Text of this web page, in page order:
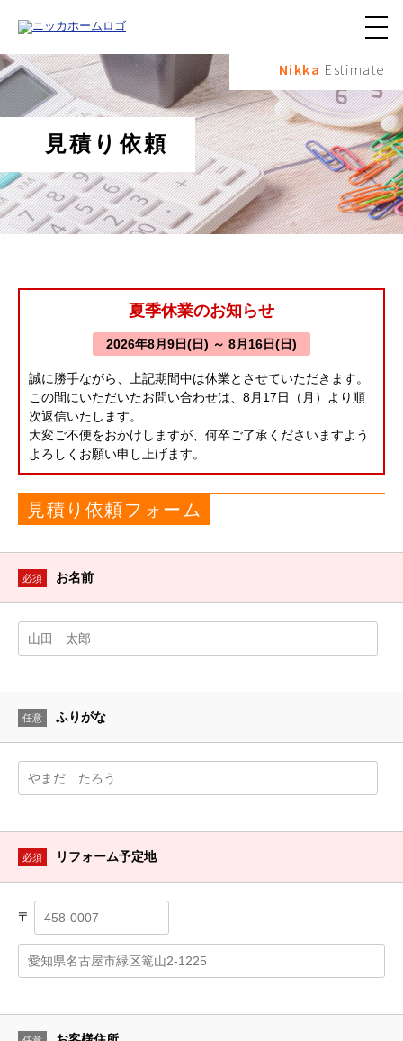
メ
ュ
ボ
タ
ン
Nikka Estimate
見積り依頼
夏季休業のお知らせ
2026年8月9日(日) ～ 8月16日(日)
誠に勝手ながら、上記期間中は休業とさせていただきます。
この間にいただいたお問い合わせは、8月17日（月）より順
次返信いたします。
大変ご不便をおかけしますが、何卒ご了承くださいますよう
よろしくお願い申し上げます。
見積り依頼フォーム
必須 お名前
任意 ふりがな
必須 リフォーム予定地
〒